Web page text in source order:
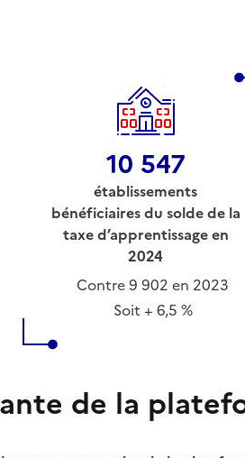
10 547
établissements
bénéficiaires du solde de la
taxe d’apprentissage en
2024
Contre 9 902 en 2023
Soit + 6,5 %
de la